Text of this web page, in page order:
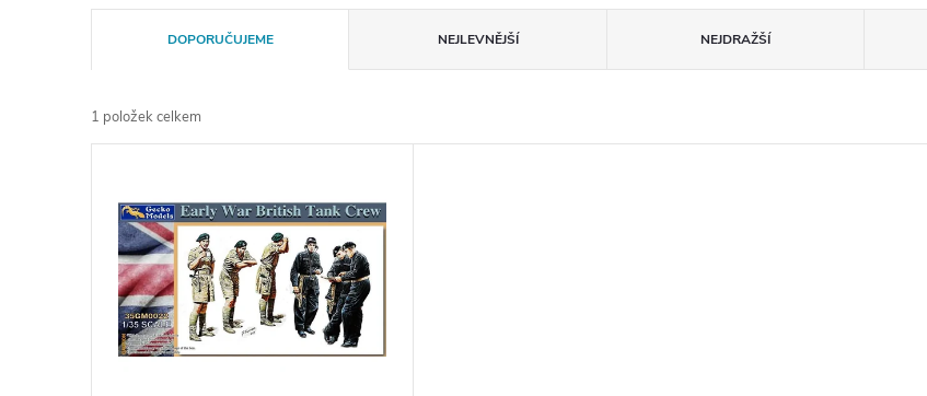
a
z
DOPORUČUJEME NEJLEVNĚJŠÍ NEJDRAŽŠÍ
1 položek celkem